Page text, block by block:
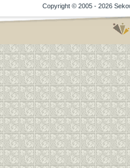
Copyright © 2005 - 2026